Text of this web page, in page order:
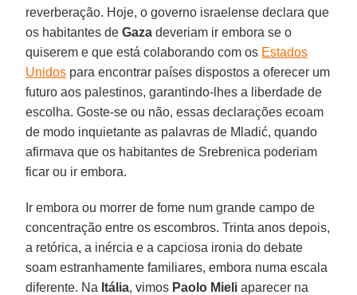
reverberação. Hoje, o governo israelense declara que
os habitantes deGaza deveriam ir embora se o
quiserem e que está colaborando com os Estados
Unidos para encontrar países dispostos a oferecer um
futuro aos palestinos, garantindo-lhes a liberdade de
escolha. Goste-se ou não, essas declarações ecoam
de modo inquietante as palavras de Mladić, quando
afirmava que os habitantes de Srebrenica poderiam
ficar ou ir embora.
Ir embora ou morrer de fome num grande campo de
concentração entre os escombros. Trinta anos depois,
a retórica, a inércia e a capciosa ironia do debate
soam estranhamente familiares, embora numa escala
diferente. Na Itália, vimos Paolo Mieli aparecer na